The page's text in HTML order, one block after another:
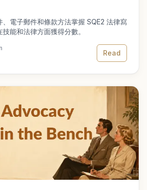
、電子郵件和條款方法掌握 SQE2 法律寫
能和法律方面獲得分數。
Read